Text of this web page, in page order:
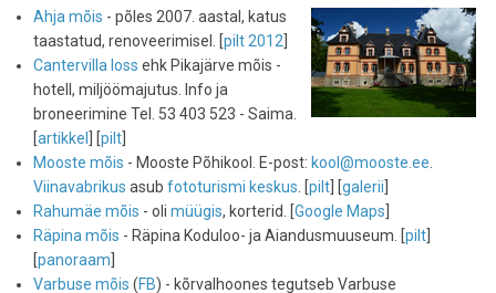
Ahja mõis - põles 2007. aastal, katus
taastatud, renoveerimisel. [pilt 2012
Cantervilla loss ehk Pikajärve mõis -
hotell, miljöömajutus. Info ja
broneerimine Tel. 53 403 523 - Saima.
[artikkel ] [pilt
Mooste mõis - Mooste Põhikool. E-post: kool@mooste.ee.
Viinavabrikus asub fototurismi keskus. [pilt ] [galerii
Rahumäe mõis - oli müügis, korterid. [Google Maps
Räpina mõis - Räpina Koduloo- ja Aiandusmuuseum. [pilt
[panoraam
Varbuse mõis (FB) - kõrvalhoones tegutseb Varbuse